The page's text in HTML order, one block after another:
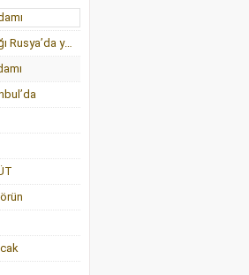
Dünya Turizm Forumu’nun ikinci ayağı Rusya’da yapılacak